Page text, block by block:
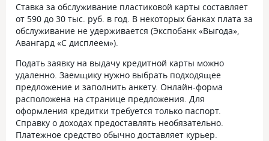
Ставка за обслуживание пластиковой карты составляет
от 590 до 30 тыс. руб. в год. В некоторых банках плата за
обслуживание не удерживается (Экспобанк «Выгода»,
Авангард «С дисплеем»).
Подать заявку на выдачу кредитной карты можно
удаленно. Заемщику нужно выбрать подходящее
предложение и заполнить анкету. Онлайн-форма
расположена на странице предложения. Для
оформления кредитки требуется только паспорт.
Справку о доходах предоставлять необязательно.
Платежное средство обычно доставляет курьер.